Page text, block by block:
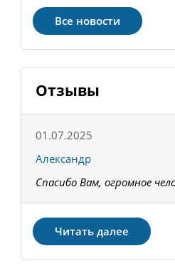
Все новости
Отзывы
01.07.2025
Александр
Спасибо Вам, огромное
Читать далее